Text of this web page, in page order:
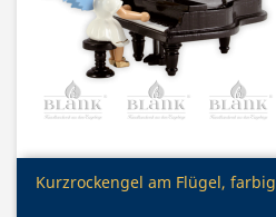
Vorschau
Kurzrockengel am Flügel, farbig